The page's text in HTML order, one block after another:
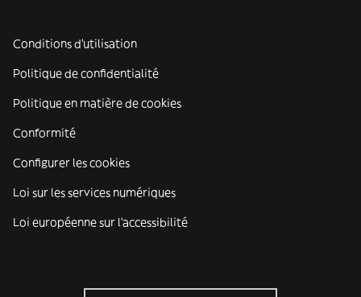
Conditions d'utilisation
Politique de confidentialité
Politique en matière de cookies
Conformité
Configurer les cookies
Loi sur les services numériques
Loi européenne sur l’accessibilité